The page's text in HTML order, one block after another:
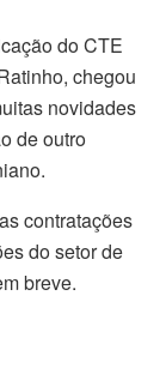
do CTE
chegou
novidades
de outro
contratações
do setor de
breve.